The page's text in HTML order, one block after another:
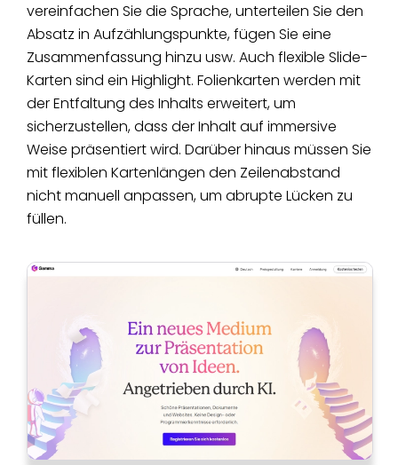
vereinfachen Sie die Sprache, unterteilen Sie den
Absatz in Aufzählungspunkte, fügen Sie eine
Zusammenfassung hinzu usw. Auch flexible Slide-
Karten sind ein Highlight. Folienkarten werden mit
der Entfaltung des Inhalts erweitert, um
sicherzustellen, dass der Inhalt auf immersive
Weise präsentiert wird. Darüber hinaus müssen Sie
mit flexiblen Kartenlängen den Zeilenabstand
nicht manuell anpassen, um abrupte Lücken zu
füllen.